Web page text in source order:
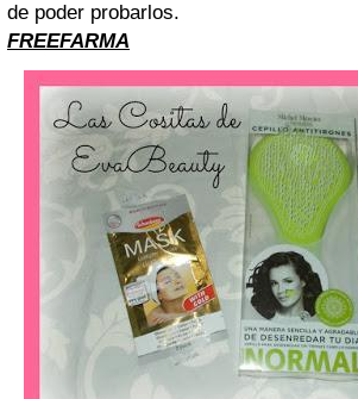
de poder probarlos.
FREEFARMA